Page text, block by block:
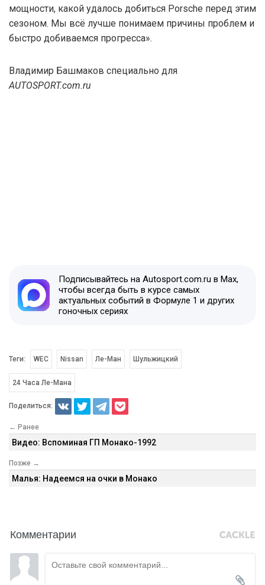
мощности, какой удалось добиться Porsche перед этим
сезоном. Мы всё лучше понимаем причины проблем и
быстро добиваемся прогресса».
Владимир Башмаков специально для
AUTOSPORT.com.ru
Подписывайтесь на Autosport.com.ru в Max,
чтобы всегда быть в курсе самых
актуальных событий в Формуле 1 и других
гоночных сериях
Теги: WEC Nissan Ле-Ман Шульжицкий
24 Часа Ле-Мана
Поделиться:
← Ранее
Видео: Вспоминая ГП Монако-1992
Позже →
Малья: Надеемся на очки в Монако
Комментарии